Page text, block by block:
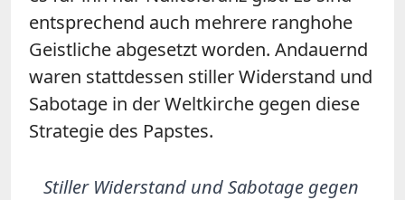
entsprechend auch mehrere ranghohe
Geistliche abgesetzt worden. Andauernd
waren stattdessen stiller Widerstand und
Sabotage in der Weltkirche gegen diese
Strategie des Papstes.
Stiller Widerstand und Sabotage gegen